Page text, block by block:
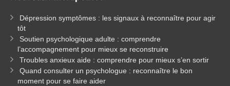
Dépression symptômes : les signaux à reconnaître pour agir
tôt
Soutien psychologique adulte : comprendre
l’accompagnement pour mieux se reconstruire
Troubles anxieux aide : comprendre pour mieux s’en sortir
Quand consulter un psychologue : reconnaître le bon
moment pour se faire aider